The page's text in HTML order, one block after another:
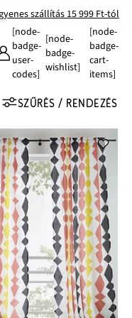
szállítás 15 999 Ft-tól
[node-
badge-
user-
codes]
[node-
badge-
wishlist]
[node-
badge-
cart-
items]
SZŰRÉS / RENDEZÉS